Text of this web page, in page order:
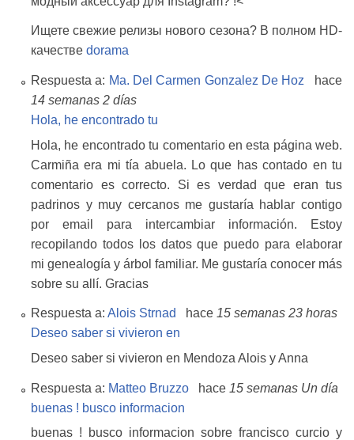
Ищете свежие релизы нового сезона? В полном HD-
качестве dorama
Respuesta a: Ma. Del Carmen Gonzalez De Hoz
hace
14 semanas 2 días
Hola, he encontrado tu
Hola, he encontrado tu comentario en esta página web.
Carmiña era mi tía abuela. Lo que has contado en tu
comentario es correcto. Si es verdad que eran tus
padrinos y muy cercanos me gustaría hablar contigo
por email para intercambiar información. Estoy
recopilando todos los datos que puedo para elaborar
mi genealogía y árbol familiar. Me gustaría conocer más
sobre su allí. Gracias
Respuesta a: Alois Strnad hace 15 semanas 23 horas
Deseo saber si vivieron en
Deseo saber si vivieron en Mendoza Alois y Anna
Respuesta a: Matteo Bruzzo hace 15 semanas Un día
buenas ! busco informacion
buenas ! busco informacion sobre francisco curcio y